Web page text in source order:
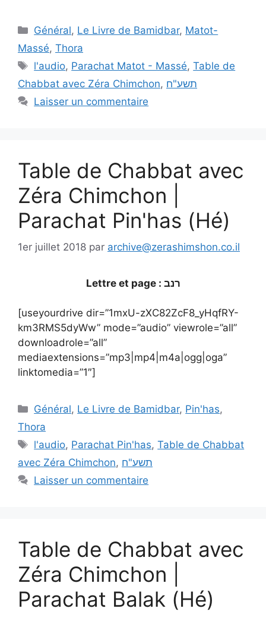
Général, Le Livre de Bamidbar, Matot-
Massé, Thora
l'audio, Parachat Matot - Massé,Table de
Chabbat avec Zéra Chimchon, תשע"ח
Laisser un commentaire
Table de Chabbat avec
Zéra Chimchon |
Parachat Pin'has (Hé)
1er juillet 2018 par archive@zerashimshon.co.il
Lettre et page : רנב
[useyourdrive dir=”1mxU-zXC82ZcF8_yHqfRY-
km3RMS5dyWw” mode=”audio” viewrole=”all”
downloadrole=”all”
mediaextensions=”mp3|mp4|m4a|ogg|oga”
linktomedia=”1″]
Général, Le Livre de Bamidbar, Pin'has,
Thora
l'audio, Parachat Pin'has,Table de Chabbat
avec Zéra Chimchon, תשע"ח
Laisser un commentaire
Table de Chabbat avec
Zéra Chimchon |
Parachat Balak (Hé)